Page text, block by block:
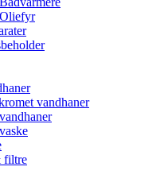
vandhaner
filtre